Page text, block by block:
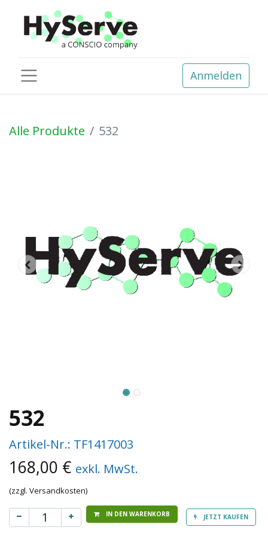
Anmelden
Alle Produkte 532
532
Artikel-Nr.: TF1417003
168,00 € exkl. MwSt.
(zzgl. Versandkosten)
IN DEN WARENKORB JETZT KAUFEN